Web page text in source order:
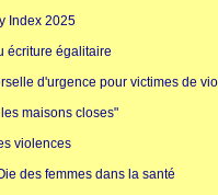
Index 2025
écriture égalitaire
d'urgence pour victimes de
maisons closes"
violences
des femmes dans la santé